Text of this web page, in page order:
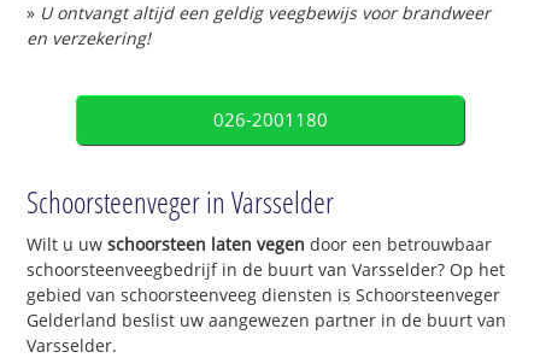
» U ontvangt altijd een geldig veegbewijs voor brandweer
en verzekering!
026-2001180
Schoorsteenveger in Varsselder
Wilt u uwschoorsteen laten vegen door een betrouwbaar
schoorsteenveegbedrijf in de buurt van Varsselder? Op het
gebied van schoorsteenveeg diensten is Schoorsteenveger
Gelderland beslist uw aangewezen partner in de buurt van
Varsselder.